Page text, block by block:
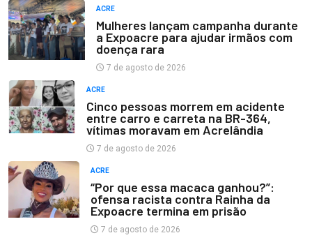
ACRE
Mulheres lançam campanha durante
a Expoacre para ajudar irmãos com
doença rara
7 de agosto de 2026
ACRE
Cinco pessoas morrem em acidente
entre carro e carreta na BR-364,
vítimas moravam em Acrelândia
7 de agosto de 2026
ACRE
“Por que essa macaca ganhou?”:
ofensa racista contra Rainha da
Expoacre termina em prisão
7 de agosto de 2026